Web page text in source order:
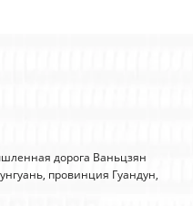
дорога Ваньцзян
провинция Гуандун,